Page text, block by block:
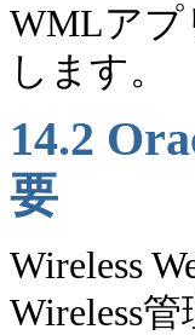
WMLアプ
します。
14.2
要
Wireless
Wireless